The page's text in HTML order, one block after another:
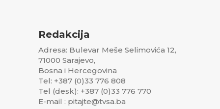
Redakcija
Adresa: Bulevar Meše Selimovića 12,
71000 Sarajevo,
Bosna i Hercegovina
Tel: +387 (0)33 776 808
Tel (desk): +387 (0)33 776 770
E-mail : pitajte@tvsa.ba